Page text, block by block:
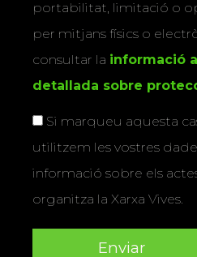
portabilitat, limitació o
per mitjans físics o
consultar la informació
detallada sobre
Si marqueu aquesta
utilitzem les vostres
informació sobre els
organitza la Xarxa Vives.